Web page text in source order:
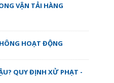
VẬN TẢI HÀNG
HOẠT ĐỘNG
QUY ĐỊNH XỬ PHẠT -